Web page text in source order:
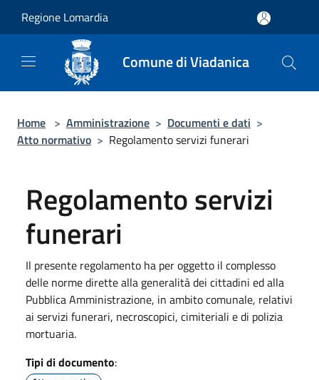
Regione Lomardia
Comune di Viadanica
Home > Amministrazione > Documenti e dati >
Atto normativo > Regolamento servizi funerari
Regolamento servizi
funerari
Il presente regolamento ha per oggetto il complesso
delle norme dirette alla generalità dei cittadini ed alla
Pubblica Amministrazione, in ambito comunale, relativi
ai servizi funerari, necroscopici, cimiteriali e di polizia
mortuaria.
Tipi di documento: